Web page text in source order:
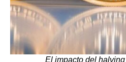
El impacto del